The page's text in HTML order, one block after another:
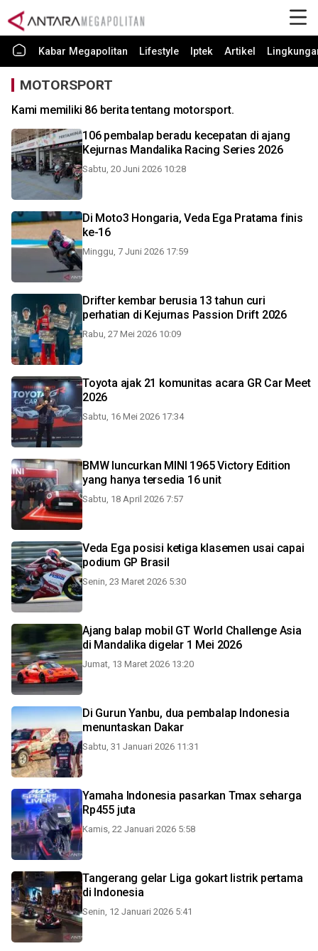
Kabar Megapolitan Lifestyle Iptek Artikel
MOTORSPORT
Kami memiliki 86 berita tentang motorsport.
106 pembalap beradu kecepatan di ajang
Kejurnas Mandalika Racing Series 2026
Sabtu, 20 Juni 2026 10:28
Di Moto3 Hongaria, Veda Ega Pratama finis
ke-16
Minggu, 7 Juni 2026 17:59
Drifter kembar berusia 13 tahun curi
perhatian di Kejurnas Passion Drift 2026
Rabu, 27 Mei 2026 10:09
Toyota ajak 21 komunitas acara GR Car Meet
2026
Sabtu, 16 Mei 2026 17:34
BMW luncurkan MINI 1965 Victory Edition
yang hanya tersedia 16 unit
Sabtu, 18 April 2026 7:57
Veda Ega posisi ketiga klasemen usai capai
podium GP Brasil
Senin, 23 Maret 2026 5:30
Ajang balap mobil GT World Challenge Asia
di Mandalika digelar 1 Mei 2026
Jumat, 13 Maret 2026 13:20
Di Gurun Yanbu, dua pembalap Indonesia
menuntaskan Dakar
Sabtu, 31 Januari 2026 11:31
Yamaha Indonesia pasarkan Tmax seharga
Rp455 juta
Kamis, 22 Januari 2026 5:58
Tangerang gelar Liga gokart listrik pertama
di Indonesia
Senin, 12 Januari 2026 5:41